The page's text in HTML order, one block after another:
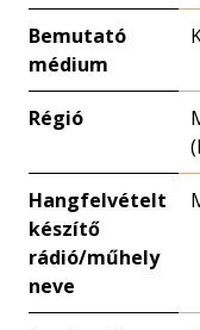
Bemutató
médium
Régió
Hangfelvételt
készítő
rádió/műhely
neve